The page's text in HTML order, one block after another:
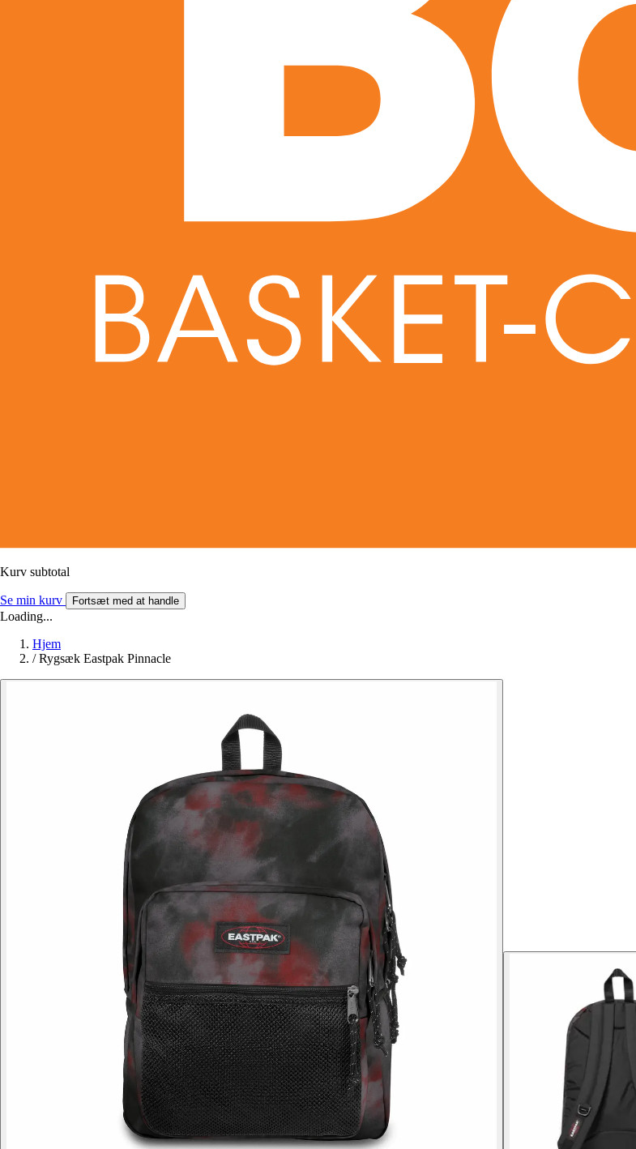
Kurv subtotal
Se min kurv Fortsæt med at handle
Loading...
Hjem
/ Rygsæk Eastpak Pinnacle